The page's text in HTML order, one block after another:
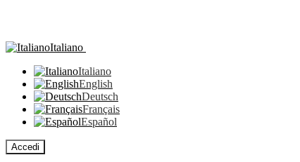
Italiano
Italiano
English
Deutsch
Français
Español
Accedi